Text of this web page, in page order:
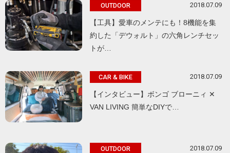
OUTDOOR 2018.07.09
【工具】愛車のメンテにも！8機能を集
約した「デウォルト」の六角レンチセッ
トが…
CAR & BIKE 2018.07.09
【インタビュー】ボンゴ ブローニィ ✕
VAN LIVING 簡単なDIYで…
OUTDOOR 2018.07.09